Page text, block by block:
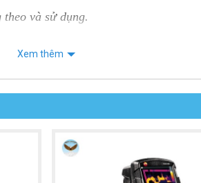
và sử dụng.
cần tiếp xúc trực tiếp, an toàn và
±2%, tùy theo giá trị lớn hơn.
giá trị nhiệt độ, giúp người sử dụng
thiếu sáng.
Xem thêm